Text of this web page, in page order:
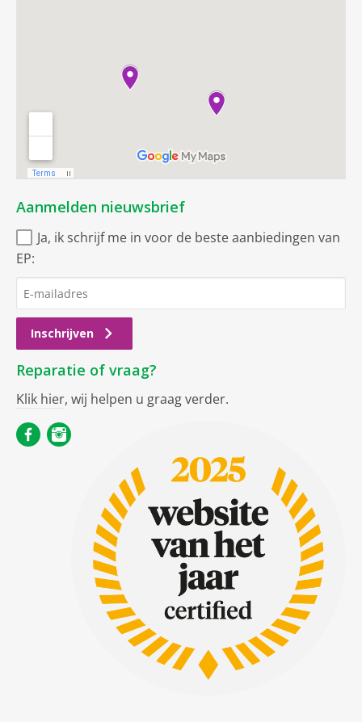
Aanmelden nieuwsbrief
Ja, ik schrijf me in voor de beste aanbiedingen van
EP:
Inschrijven
Reparatie of vraag?
Klik hier, wij helpen u graag verder.